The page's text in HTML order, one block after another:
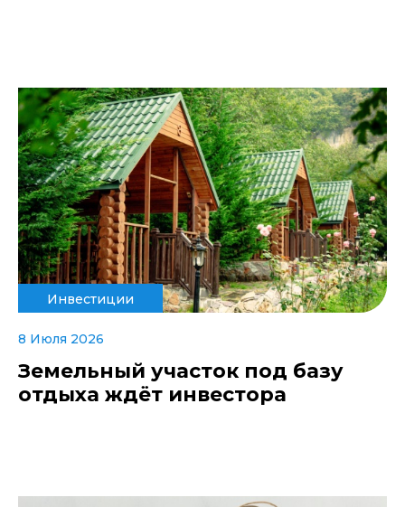
Инвестиции
8 Июля 2026
Земельный участок под базу
отдыха ждёт инвестора